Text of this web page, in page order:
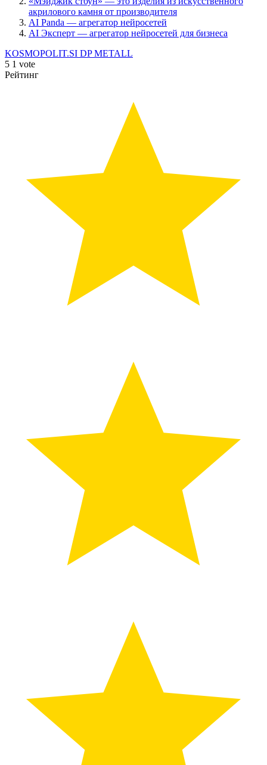
акрилового камня от производителя
AI Panda — агрегатор нейросетей
AI Эксперт — агрегатор нейросетей для бизнеса
KOSMOPOLIT.SI DP METALL
5 1 vote
Рейтинг